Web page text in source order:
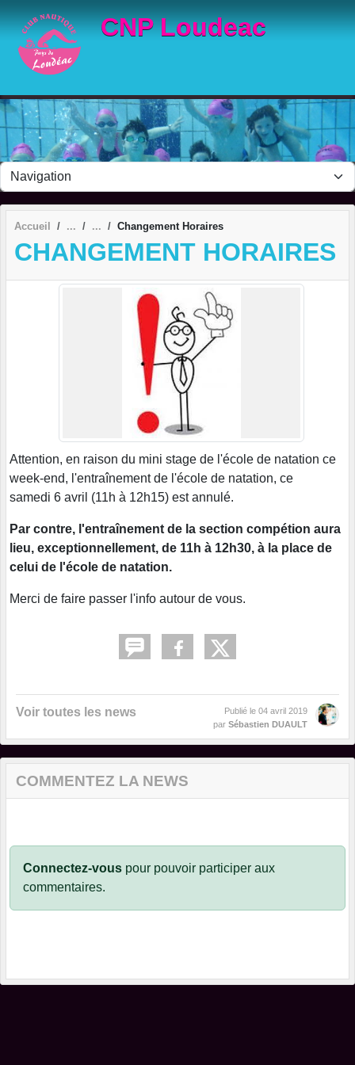
CNP Loudeac
Accueil Changement Horaires
CHANGEMENT HORAIRES
Attention, en raison du mini stage de l'école de natation ce
week-end, l'entraînement de l'école de natation, ce
samedi 6 avril (11h à 12h15) est annulé.
Par contre, l'entraînement de la section compétion aura
lieu, exceptionnellement, de 11h à 12h30, à la place de
celui de l'école de natation.
Merci de faire passer l'info autour de vous.
Voir toutes les news Publié le 04 avril 2019
par Sébastien DUAULT
COMMENTEZ LA NEWS
Connectez-vous pour pouvoir participer aux
commentaires.